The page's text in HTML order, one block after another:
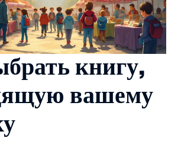
книгу,
вашему